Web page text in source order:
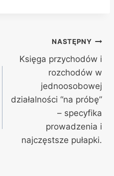
NASTĘPNY
Księga przychodów i
rozchodów w
jednoosobowej
działalności “na próbę”
– specyfika
prowadzenia i
najczęstsze pułapki.